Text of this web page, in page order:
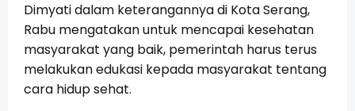
Dimyati dalam keterangannya di Kota Serang,
Rabu mengatakan untuk mencapai kesehatan
masyarakat yang baik, pemerintah harus terus
melakukan edukasi kepada masyarakat tentang
cara hidup sehat.